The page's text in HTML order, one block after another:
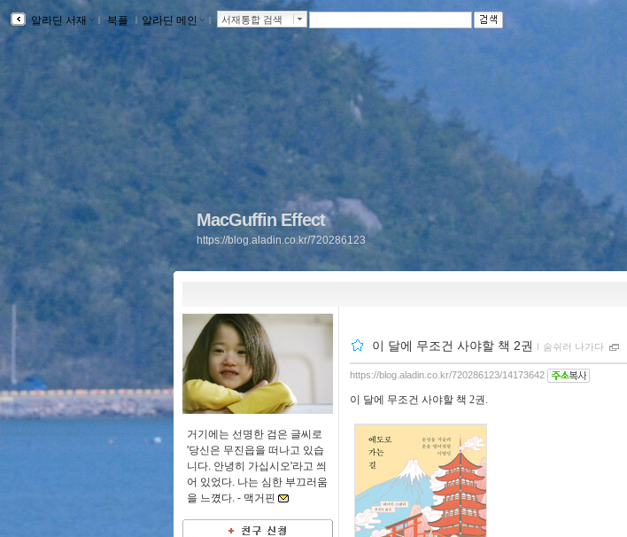
알라딘 서재 ｌ 북플 ｌ 알라딘 메인 ｌ 서재통합 검색
MacGuffin Effect
https://blog.aladin.co.kr/720286123
거기에는 선명한 검은 글씨로
'당신은 무진읍을 떠나고 있습
니다. 안녕히 가십시오'라고 씌
어 있었다. 나는 심한 부끄러움
을 느꼈다. - 맥거핀
이 달에 무조건 사야할 책 2권 ｌ 숨쉬러 나가다
https://blog.aladin.co.kr/720286123/14173642
이 달에 무조건 사야할 책 2권.